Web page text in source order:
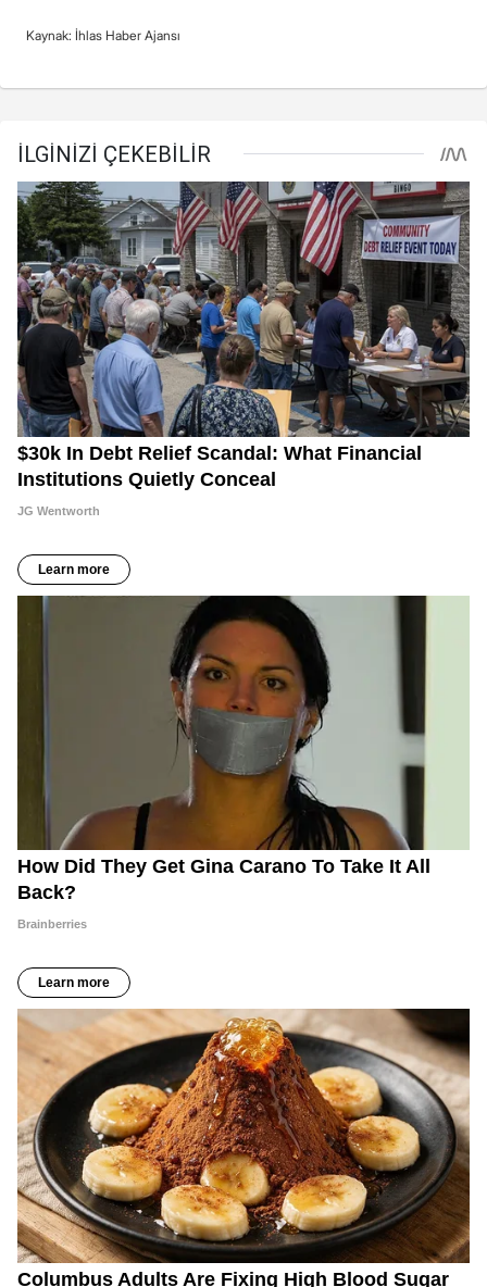
Kaynak: İhlas Haber Ajansı